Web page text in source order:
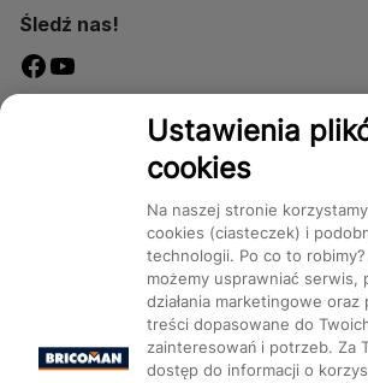
Śledź nas!
Dostępność
Kategorie Produkty Marki
Ustawienia
cookies
Na naszej stronie
cookies (ciasteczek) i
technologii. Po co to robimy?
możemy usprawniać serwis,
działania marketingowe oraz
treści dopasowane do
zainteresowań i potrzeb. Za
dostęp do informacji o